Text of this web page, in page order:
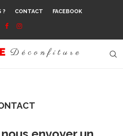
? CONTACT FACEBOOK